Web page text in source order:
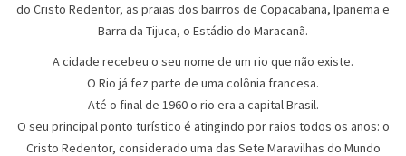
do Cristo Redentor, as praias dos bairros de Copacabana, Ipanema e
Barra da Tijuca, o Estádio do Maracanã.
A cidade recebeu o seu nome de um rio que não existe.
O Rio já fez parte de uma colônia francesa.
Até o final de 1960 o rio era a capital Brasil.
O seu principal ponto turístico é atingindo por raios todos os anos: o
Cristo Redentor, considerado uma das Sete Maravilhas do Mundo